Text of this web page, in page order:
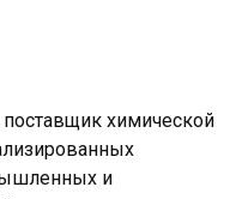
химической
и